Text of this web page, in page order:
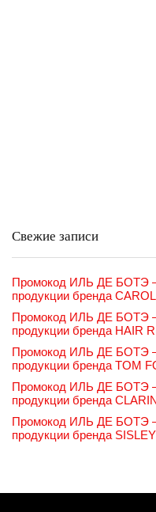
Свежие записи
Промокод ИЛЬ ДЕ БОТЭ
продукции бренда
Промокод ИЛЬ ДЕ БОТЭ
продукции бренда HAIR
Промокод ИЛЬ ДЕ БОТЭ
продукции бренда TOM
Промокод ИЛЬ ДЕ БОТЭ
продукции бренда
Промокод ИЛЬ ДЕ БОТЭ
продукции бренда SISLEY